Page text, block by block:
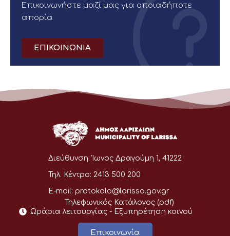
Επικοινωνήστε μαζί μας για οποιαδήποτε
απορία
ΕΠΙΚΟΙΝΩΝΙΑ
Διεύθυνση: Ίωνος Δραγούμη 1, 41222
Τηλ. Κέντρο: 2413 500 200
E-mail: protokolo@larissa.gov.gr
Τηλεφωνικός Κατάλογος (pdf)
Ωράρια λειτουργίας - Eξυπηρέτηση κοινού
Επικοινωνία